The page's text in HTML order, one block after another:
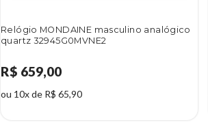
Relógio MONDAINE masculino analógico
quartz 32945G0MVNE2
R$ 659,00
ou 10x de R$ 65,90